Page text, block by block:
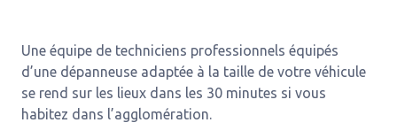
Une équipe de techniciens professionnels équipés
d’une dépanneuse adaptée à la taille de votre véhicule
se rend sur les lieux dans les 30 minutes si vous
habitez dans l’agglomération.